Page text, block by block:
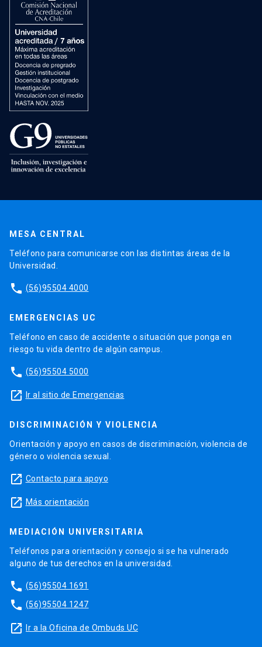
MESA CENTRAL
Teléfono para comunicarse con las distintas áreas de la
Universidad.
phone (56)95504 4000
EMERGENCIAS UC
Teléfono en caso de accidente o situación que ponga en
riesgo tu vida dentro de algún campus.
phone (56)95504 5000
launch Ir al sitio de Emergencias
DISCRIMINACIÓN Y VIOLENCIA
Orientación y apoyo en casos de discriminación, violencia de
género o violencia sexual.
launch Contacto para apoyo
launch Más orientación
MEDIACIÓN UNIVERSITARIA
Teléfonos para orientación y consejo si se ha vulnerado
alguno de tus derechos en la universidad.
phone (56)95504 1691
phone (56)95504 1247
launch Ir a la Oficina de Ombuds UC